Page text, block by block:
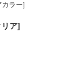
ラー]
ア]